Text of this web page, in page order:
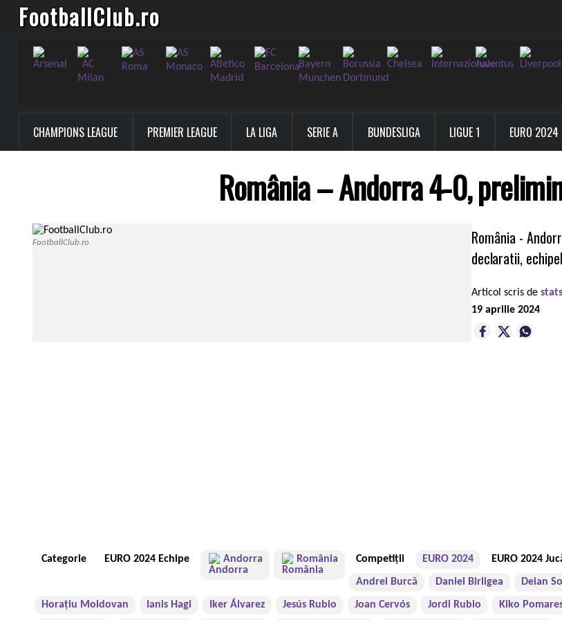
FootballClub.ro
CHAMPIONS LEAGUE PREMIER LEAGUE LA LIGA SERIE A BUNDESLIGA LIGUE 1 EURO 2024
România – Andorra 4-0,
România -
declaratii,
Articol scris de
19 aprilie 2024
FootballClub.ro
Categorie EURO 2024 Echipe Andorra România Competiții EURO 2024 EURO 2024
Andrei Burcă Daniel Birligea Deian
Horaţiu Moldovan Ianis Hagi Iker Álvarez Jesús Rubio Joan Cervós Jordi Rubio Kiko